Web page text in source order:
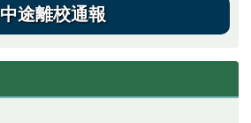
中途離校通報